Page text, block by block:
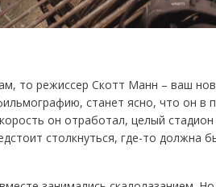
то режиссер Скотт Манн – ваш
станет ясно, что он в
он отработал, целый
столкнуться, где-то должна